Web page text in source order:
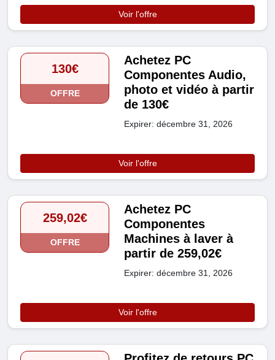
Voir l'offre
130€
OFFRE
Achetez PC
Componentes Audio,
photo et vidéo à partir
de 130€
Expirer: décembre 31, 2026
Voir l'offre
259,02€
OFFRE
Achetez PC
Componentes
Machines à laver à
partir de 259,02€
Expirer: décembre 31, 2026
Voir l'offre